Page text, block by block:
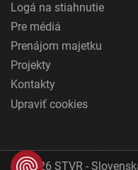
Logá na stiahnutie
Pre médiá
Prenájom majetku
Projekty
Kontakty
Upraviť cookies
© 2026 STVR -